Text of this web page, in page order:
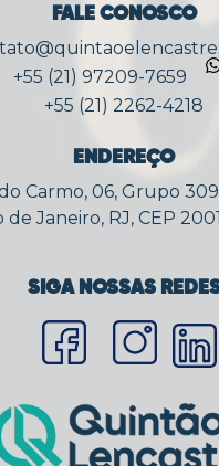
FALE CONOSCO
+55 (21) 97209-7659
+55 (21) 2262-4218
ENDEREÇO
Carmo, 06, Grupo
de Janeiro, RJ, CEP
SIGA NOSSAS